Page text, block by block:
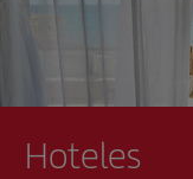
Hoteles